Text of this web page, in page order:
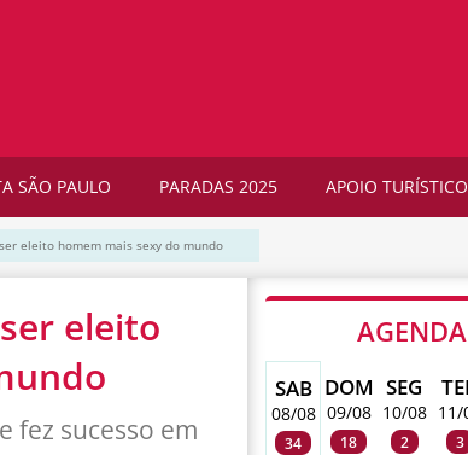
SÃO PAULO PARADAS 2025 APOIO TURÍSTICO
eleito homem mais sexy do mundo
eleito
fez sucesso em
AGENDA
SAB
08/08
34
DOM
09/08
18
SEG
10/08
2
11/
3